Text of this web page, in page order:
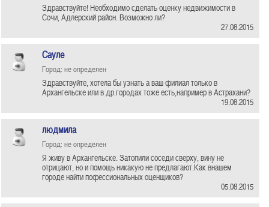
Здравствуйте! Необходимо сделать оценку недвижимости в
Сочи, Адлерский район. Возможно ли?
27.08.2015
Сауле
Город: не определен
Здравствуйте, хотела бы узнать а ваш филиал только в
Архангельске или в др.городах тоже есть,например в Астрахани?
19.08.2015
людмила
Город: не определен
Я живу в Архангельске. Затопили соседи сверху, вину не
отрицают, но и помощь никакую не предлагают.Как внашем
городе найти пофессиональных оценщиков?
05.08.2015